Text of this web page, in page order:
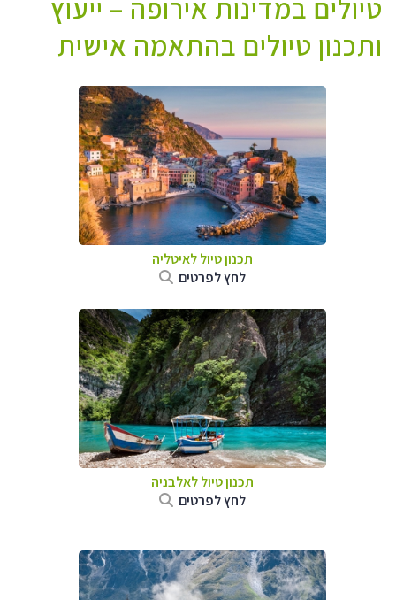
טיולים במדינות אירופה – ייעוץ
ותכנון טיולים בהתאמה אישית
תכנון טיול לאיטליה
לחץ לפרטים
תכנון טיול לאלבניה
לחץ לפרטים